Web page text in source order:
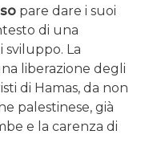
pare dare i suoi
di una
sviluppo. La
liberazione degli
di Hamas, da non
palestinese, già
e la carenza di